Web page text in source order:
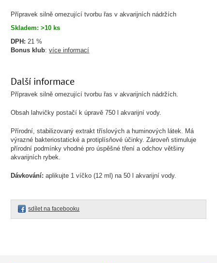
Přípravek silně omezující tvorbu řas v akvarijních nádržích
Skladem: >10 ks
DPH: 21 %
Bonus klub:více informací
Další informace
Přípravek silně omezující tvorbu řas v akvarijních nádržích.
Obsah lahvičky postačí k úpravě 750 l akvarijní vody.
Přírodní, stabilizovaný extrakt tříslových a huminových látek. Má
výrazné bakteriostatické a protiplísňové účinky. Zároveň stimuluje
přírodní podmínky vhodné pro úspěšné tření a odchov většiny
akvarijních rybek.
Dávkování:aplikujte 1 víčko (12 ml) na 50 l akvarijní vody.
sdílet na facebooku